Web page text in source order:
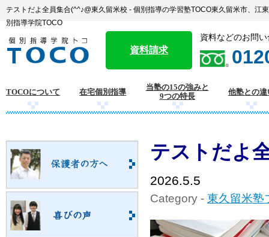
テストだよ全員集合(^^♪@東久留米校 - 個別指導の学習塾TOCO東久留米市、江
別指導学院TOCO
資料請求
資料などのお問
TOCOについて 在宅個別指導
当塾の15の強みと
9つの特長
他塾との違
テストだよ
2026.5.5
Category - 東久留米塾